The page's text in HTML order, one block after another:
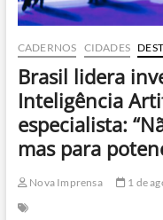
CADERNOS CIDADES
Brasil lidera
Inteligência
especialista:
mas para
Nova Imprensa 1 de